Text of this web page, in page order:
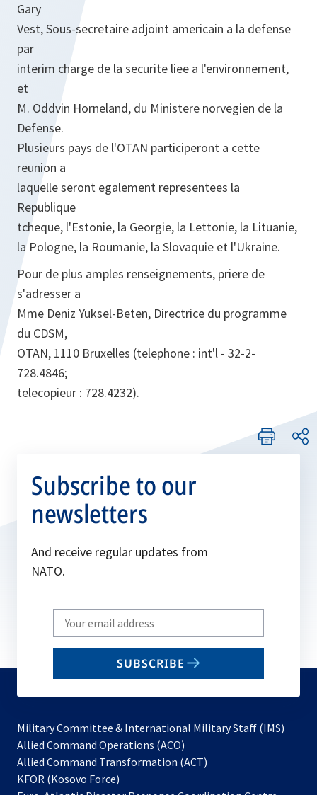
Gary
Vest, Sous-secretaire adjoint americain a la defense
par
interim charge de la securite liee a l'environnement,
et
M. Oddvin Horneland, du Ministere norvegien de la
Defense.
Plusieurs pays de l'OTAN participeront a cette
reunion a
laquelle seront egalement representees la
Republique
tcheque, l'Estonie, la Georgie, la Lettonie, la Lituanie,
la Pologne, la Roumanie, la Slovaquie et l'Ukraine.
Pour de plus amples renseignements, priere de
s'adresser a
Mme Deniz Yuksel-Beten, Directrice du programme
du CDSM,
OTAN, 1110 Bruxelles (telephone : int'l - 32-2-
728.4846;
telecopieur : 728.4232).
Subscribe to our
newsletters
And receive regular updates from
NATO.
Write
your
email
SUBSCRIBE
Military Committee & International Military Staff (IMS)
Allied Command Operations (ACO)
in
Allied Command Transformation (ACT)
KFOR (Kosovo Force)